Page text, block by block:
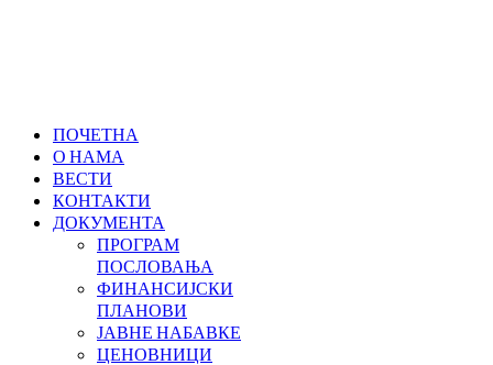
ПОЧЕТНА
О НАМА
ВЕСТИ
КОНТАКТИ
ДОКУМЕНТА
ПРОГРАМ
ПОСЛОВАЊА
ФИНАНСИЈСКИ
ПЛАНОВИ
ЈАВНЕ НАБАВКЕ
ЦЕНОВНИЦИ